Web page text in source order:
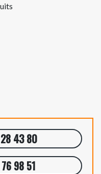
43 80
98 51